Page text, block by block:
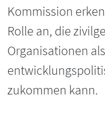
Kommission
Rolle an, die
Organisationen
zukommen kann.